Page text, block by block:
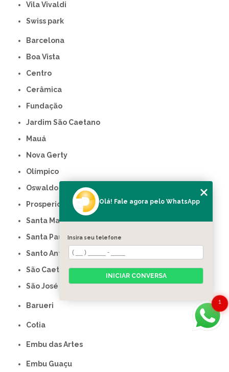
Vila Vivaldi
swiss park
Barcelona
Boa Vista
Centro
Cerâmica
Fundação
Jardim São Caetano
Mauá
Nova Gerty
Olímpico
Oswaldo Cruz
Prosperidade
Santa Maria
Santa Paula
Santo Antônio
São Caetano do Sul
São José
Barueri
Cotia
Embu das Artes
Embu Guaçu
1
Olá! Fale agora pelo WhatsApp
Insira seu telefone
INICIAR CONVERSA